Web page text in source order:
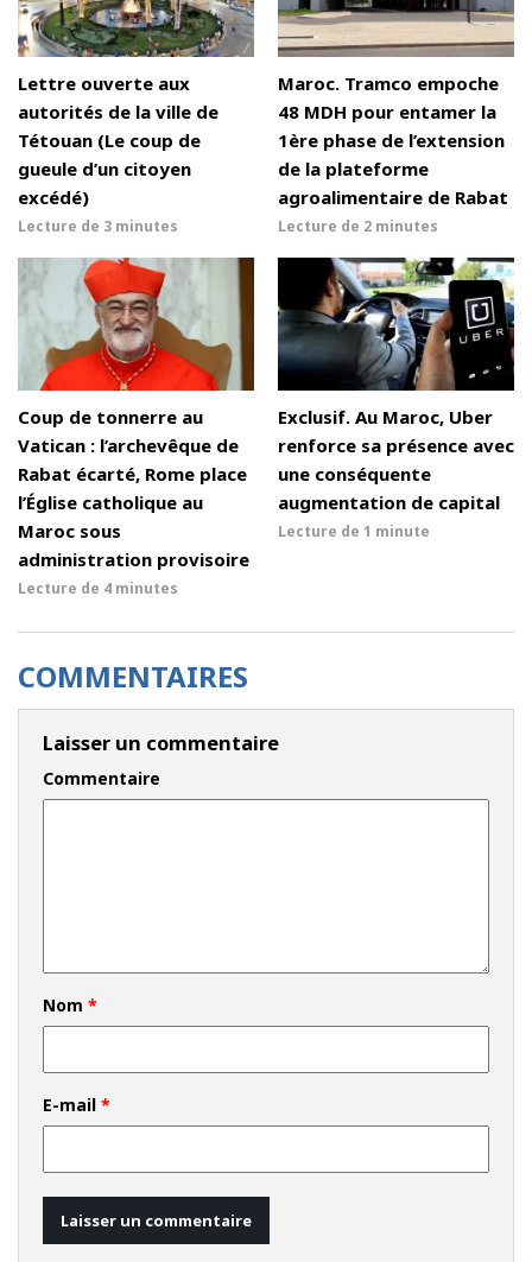
Lettre ouverte aux
autorités de la ville de
Tétouan (Le coup de
gueule d’un citoyen
excédé)
Lecture de 3 minutes
Maroc. Tramco empoche
48 MDH pour entamer la
1ère phase de l’extension
de la plateforme
agroalimentaire de Rabat
Lecture de 2 minutes
Coup de tonnerre au
Vatican : l’archevêque de
Rabat écarté, Rome place
l’Église catholique au
Maroc sous
administration provisoire
Lecture de 4 minutes
Exclusif. Au Maroc, Uber
renforce sa présence avec
une conséquente
augmentation de capital
Lecture de 1 minute
COMMENTAIRES
Laisser un commentaire
Commentaire
Nom *
E-mail *